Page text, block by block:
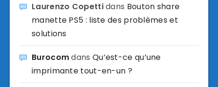
Laurenzo Copettidans Bouton share
manette PS5 : liste des problèmes et
solutions
Burocomdans Qu’est-ce qu’une
imprimante tout-en-un ?